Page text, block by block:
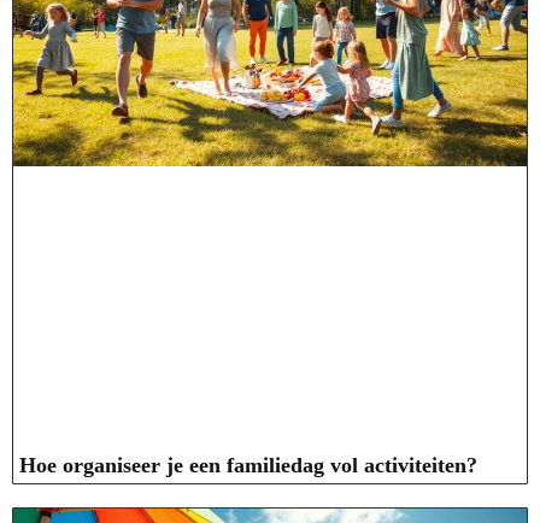
Hoe organiseer je een familiedag vol activiteiten?